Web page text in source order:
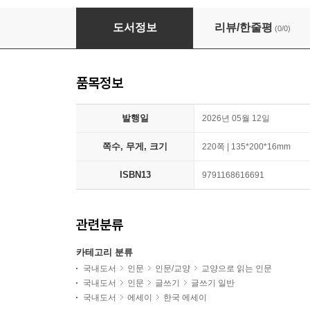
사람을 기록하는 인터뷰 글쓰기
도서정보 리뷰/한줄평 (0/0)
품목정보
발행일 2026년 05월 12일
쪽수, 무게, 크기 220쪽 | 135*200*16mm
ISBN13 9791168616691
관련분류
카테고리 분류
국내도서 인문 인문/교양
교양으로 읽는 인문
국내도서
인문 글쓰기
글쓰기 일반
국내도서
에세이 한국 에세이